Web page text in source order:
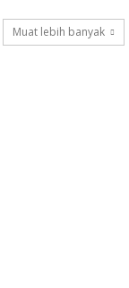
Muat lebih banyak